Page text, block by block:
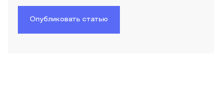
Опубликовать статью